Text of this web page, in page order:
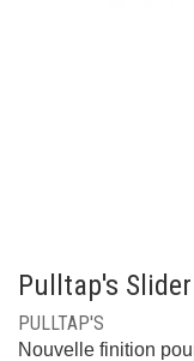
Pulltap's
PULLTAP'S
Nouvelle finition